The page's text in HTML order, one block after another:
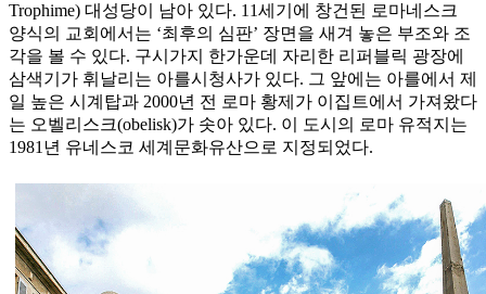
Trophime) 대성당이 남아 있다. 11세기에 창건된 로마네스크
양식의 교회에서는 ‘최후의 심판’ 장면을 새겨 놓은 부조와 조
각을 볼 수 있다. 구시가지 한가운데 자리한 리퍼블릭 광장에
삼색기가 휘날리는 아를시청사가 있다. 그 앞에는 아를에서 제
일 높은 시계탑과 2000년 전 로마 황제가 이집트에서 가져왔다
는 오벨리스크(obelisk)가 솟아 있다. 이 도시의 로마 유적지는
1981년 유네스코 세계문화유산으로 지정되었다.